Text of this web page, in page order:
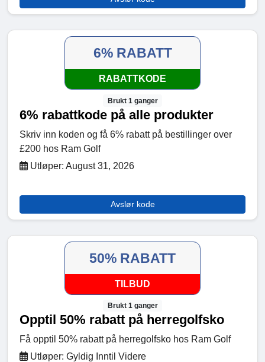
6% RABATT
RABATTKODE
Brukt 1 ganger
6% rabattkode på alle produkter
Skriv inn koden og få 6% rabatt på bestillinger over
£200 hos Ram Golf
Utløper: August 31, 2026
Avslør kode
50% RABATT
TILBUD
Brukt 1 ganger
Opptil 50% rabatt på herregolfsko
Få opptil 50% rabatt på herregolfsko hos Ram Golf
Utløper: Gyldig Inntil Videre